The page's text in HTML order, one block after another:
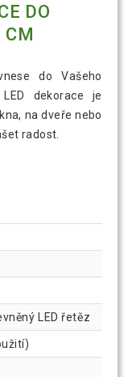
DO
CM
do Vašeho
dekorace je
na dveře nebo
radost.
LED řetěz